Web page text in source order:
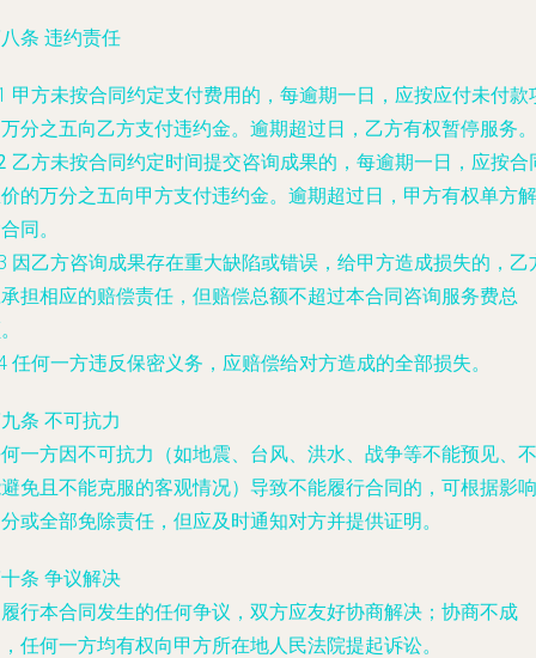
条 违约责任
甲方未按合同约定支付费用的，每逾期一日，应按应付未付款
分之五向乙方支付违约金。逾期超过日，乙方有权暂停服务。
乙方未按合同约定时间提交咨询成果的，每逾期一日，应按合
的万分之五向甲方支付违约金。逾期超过日，甲方有权单方解
同。
因乙方咨询成果存在重大缺陷或错误，给甲方造成损失的，乙
担相应的赔偿责任，但赔偿总额不超过本合同咨询服务费总
任何一方违反保密义务，应赔偿给对方造成的全部损失。
条 不可抗力
一方因不可抗力（如地震、台风、洪水、战争等不能预见、不
免且不能克服的客观情况）导致不能履行合同的，可根据影响
或全部免除责任，但应及时通知对方并提供证明。
条 争议解决
行本合同发生的任何争议，双方应友好协商解决；协商不成
任何一方均有权向甲方所在地人民法院提起诉讼。